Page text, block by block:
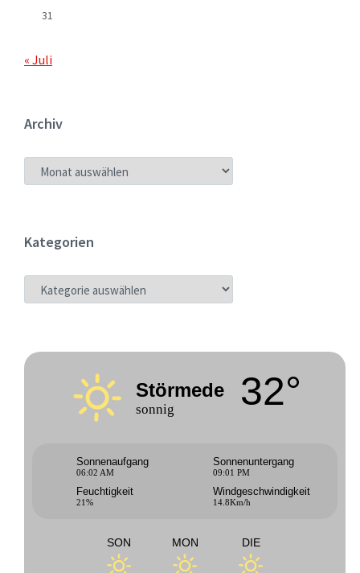
31
« Juli
Archiv
ARCHIV
Kategorien
KATEGORIEN
Störmede
sonnig 32°
Sonnenaufgang
06:02 AM
Sonnenuntergang
09:01 PM
Feuchtigkeit
21%
Windgeschwindigkeit
14.8Km/h
SON MON DIE